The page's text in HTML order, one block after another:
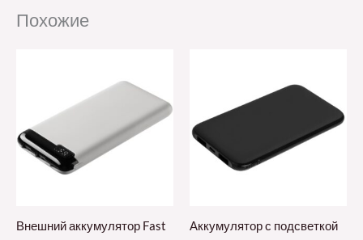
Похожие
Внешний аккумулятор Fast
Аккумулятор с подсветкой